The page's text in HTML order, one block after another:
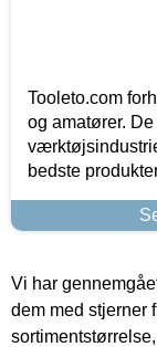
Tooleto.com
og amatører.
bedste
Vi har
dem med stjerner